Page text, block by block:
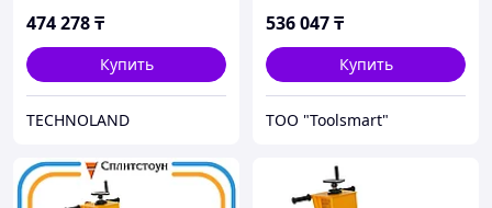
474 278₸
Купить
TECHNOLAND
536 047₸
Купить
ТОО "Toolsmart"